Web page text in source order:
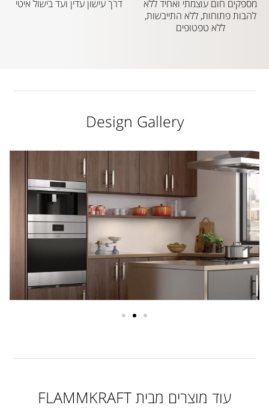
מספקים חום עוצמתי ואחיד ללא
להבות פתוחות, ללא התייבשות,
ללא טפטופים
דרך עישון עדין ועד בישול איטי
Design Gallery
עוד מוצרים מבית FLAMMKRAFT